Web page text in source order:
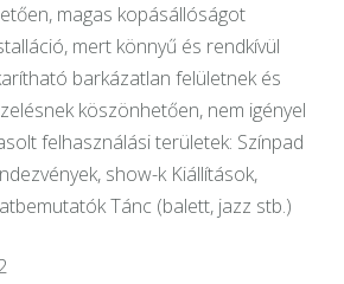
magas kopásállóságot
mert könnyű és rendkívül
barkázatlan felületnek és
köszönhetően, nem igényel
felhasználási területek: Színpad
show-k Kiállítások,
Tánc (balett, jazz stb.)